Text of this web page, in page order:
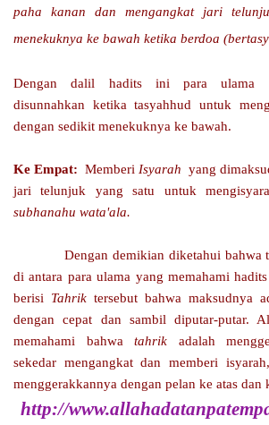
paha kanan dan mengangkat jari
menekuknya ke bawah ketika berdoa
Dengan dalil hadits ini para ulama
disunnahkan ketika tasyahhud untuk
dengan sedikit menekuknya ke bawah.
Ke Empat: Memberi Isyarah yang
jari telunjuk yang satu untuk
subhanahu wata'ala.
Dengan demikian diketahui bahwa
di antara para ulama yang memahami
berisi Tahrik tersebut bahwa maksudnya
dengan cepat dan sambil diputar-putar.
memahami bahwa tahrik adalah
sekedar mengangkat dan memberi
menggerakkannya dengan pelan ke atas dan
http://